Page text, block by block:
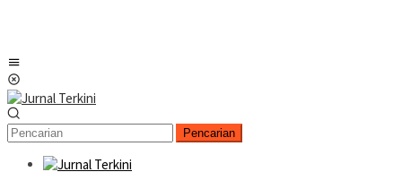
Pencarian